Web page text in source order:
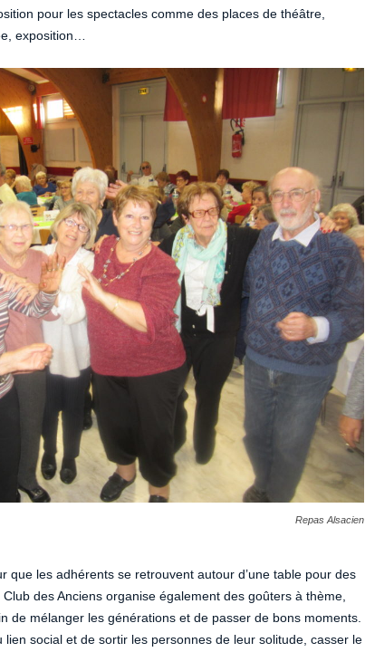
pour les spectacles comme des places de théâtre,
exposition…
Repas Alsacien
que les adhérents se retrouvent autour d’une table pour des
des Anciens organise également des goûters à thème,
de mélanger les générations et de passer de bons moments.
lien social et de sortir les personnes de leur solitude, casser le